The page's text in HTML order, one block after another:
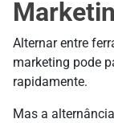
Alternar entre
marketing pode
rapidamente.
Mas a